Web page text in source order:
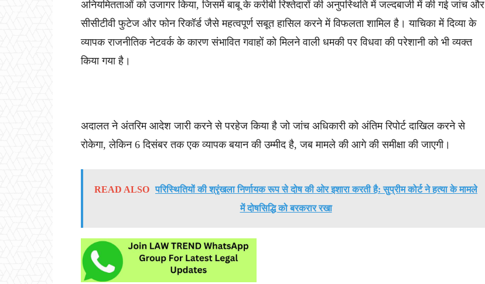
अनियमितताओं को उजागर किया, जिसमें बाबू के करीबी रिश्तेदारों की अनुपस्थिति में जल्दबाजी में की गई जांच और
सीसीटीवी फुटेज और फोन रिकॉर्ड जैसे महत्वपूर्ण सबूत हासिल करने में विफलता शामिल है। याचिका में दिव्या के
व्यापक राजनीतिक नेटवर्क के कारण संभावित गवाहों को मिलने वाली धमकी पर विधवा की परेशानी को भी व्यक्त
किया गया है।
अदालत ने अंतरिम आदेश जारी करने से परहेज किया है जो जांच अधिकारी को अंतिम रिपोर्ट दाखिल करने से
रोकेगा, लेकिन 6 दिसंबर तक एक व्यापक बयान की उम्मीद है, जब मामले की आगे की समीक्षा की जाएगी।
READ ALSO परिस्थितियों की श्रृंखला निर्णायक रूप से दोष की ओर इशारा करती है: सुप्रीम कोर्ट ने हत्या के मामले
में दोषसिद्धि को बरकरार रखा